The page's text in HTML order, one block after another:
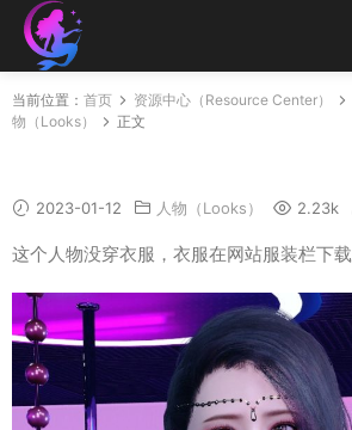
当前位置： 首页 资源中心（Resource Center）
物（Looks）
正文
2023-01-12 人物（Looks） 2.23k
这个人物没穿衣服，衣服在网站服装栏下载